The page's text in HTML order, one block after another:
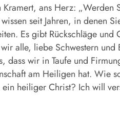
ans Herz: „Werden
seit Jahren, in denen
Es gibt Rückschläge
alle, liebe Schwestern und
dass wir in Taufe und
am Heiligen hat. Wie
heiliger Christ? Ich will